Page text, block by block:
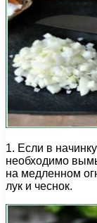
1. Если в
необходимо
на медленном
лук и чеснок.